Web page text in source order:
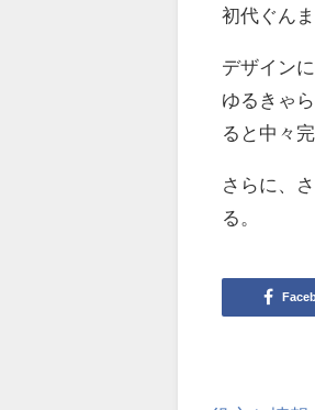
初代ぐん
デザイン
ゆるきゃ
ると中々
さらに、
る。